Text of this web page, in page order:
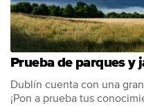
Prueba de parques y
Dublín cuenta con una
¡Pon a prueba tus